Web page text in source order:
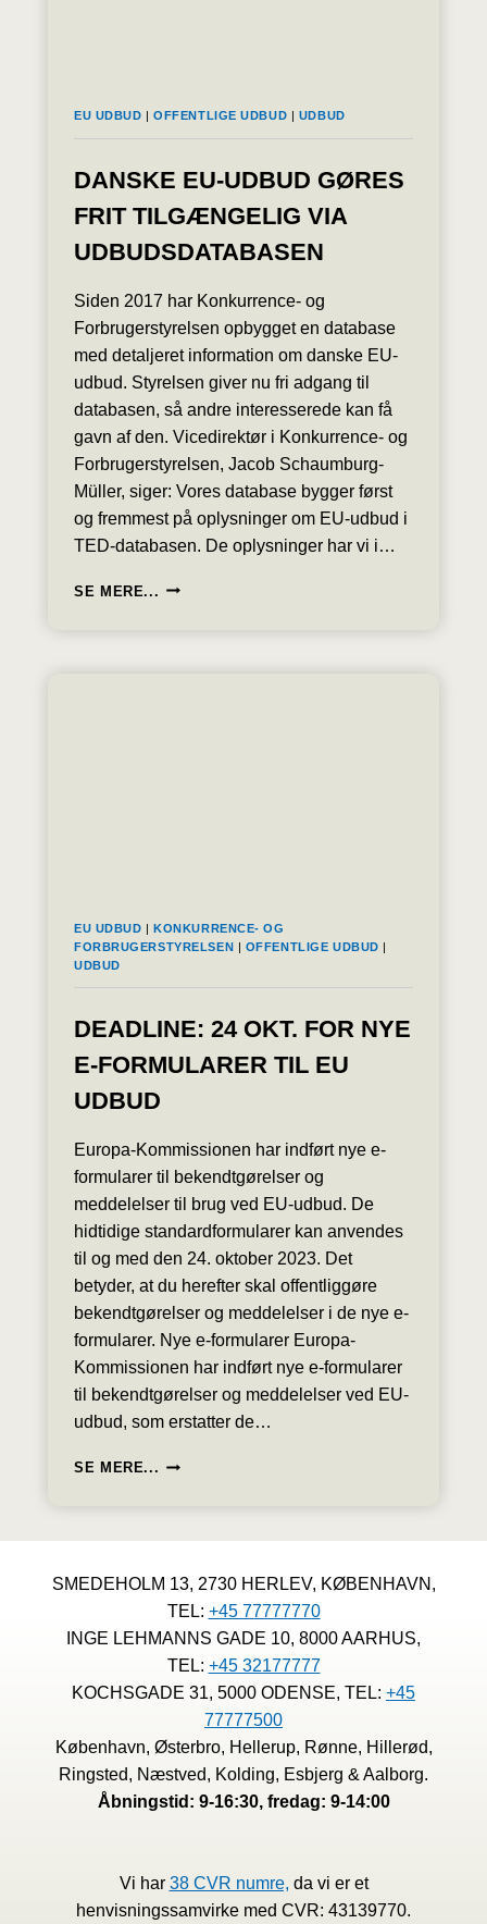
EU UDBUD |OFFENTLIGE UDBUD UDBUD
DANSKE EU-UDBUD GØRES
FRIT TILGÆNGELIG VIA
UDBUDSDATABASEN
Siden 2017 har Konkurrence- og
Forbrugerstyrelsen opbygget en database
med detaljeret information om danske EU-
udbud. Styrelsen giver nu fri adgang til
databasen, så andre interesserede kan få
gavn af den. Vicedirektør i Konkurrence- og
Forbrugerstyrelsen, Jacob Schaumburg-
Müller, siger: Vores database bygger først
og fremmest på oplysninger om EU-udbud i
TED-databasen. De oplysninger har vi i…
SE MERE... DANSKE
EU UDBUD |KONKURRENCE- OG
FORBRUGERSTYRELSEN | OFFENTLIGE UDBUD |
UDBUD
DEADLINE: 24 OKT. FOR NYE
E-FORMULARER TIL EU
UDBUD
Europa-Kommissionen har indført nye e-
formularer til bekendtgørelser og
meddelelser til brug ved EU-udbud. De
hidtidige standardformularer kan anvendes
til og med den 24. oktober 2023. Det
betyder, at du herefter skal offentliggøre
bekendtgørelser og meddelelser i de nye e-
formularer. Nye e-formularer Europa-
Kommissionen har indført nye e-formularer
til bekendtgørelser og meddelelser ved EU-
udbud, som erstatter de…
SE MERE... DEADLINE:
FORMULARER
TIL
EU
UDBUD
SMEDEHOLM 13, 2730 HERLEV, KØBENHAVN,
TEL: +45 77777770
INGE LEHMANNS GADE 10, 8000 AARHUS,
TEL: +45 32177777
KOCHSGADE 31, 5000 ODENSE, TEL: +45
77777500
København, Østerbro, Hellerup, Rønne, Hillerød,
Ringsted, Næstved, Kolding, Esbjerg & Aalborg.
Åbningstid: 9-16:30, fredag: 9-14:00
Vi har 38 CVR numre, da vi er et
henvisningssamvirke med CVR: 43139770.